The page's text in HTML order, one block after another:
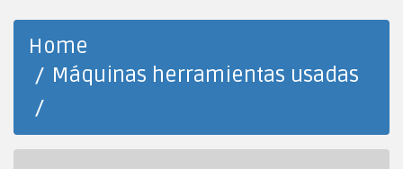
Home
Máquinas herramientas usadas